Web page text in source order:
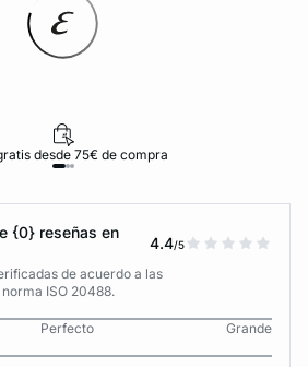
desde 75€ de compra
{0} reseñas en
4.4/5
de acuerdo a las
ISO 20488.
Perfecto
Grande